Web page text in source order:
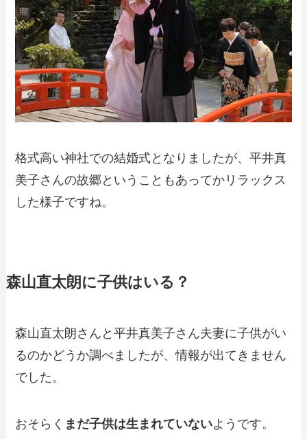
格式高い神社での結婚式となりましたが、平井真
美子さんの故郷ということもあってかリラックス
した様子ですね。
森山直太朗に子供はいる？
森山直太朗さんと平井真美子さん夫妻に子供がい
るのかどうか調べましたが、情報が出てきません
でした。
おそらく まだ子供は生まれていないようです。